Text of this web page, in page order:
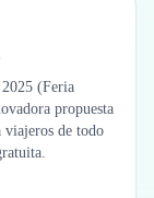
(Feria
propuesta
de todo